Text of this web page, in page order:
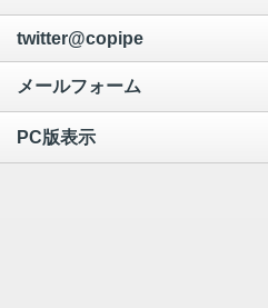
twitter@copipe
メールフォーム
PC版表示